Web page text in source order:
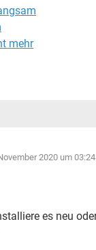
mehr
2020 um 03:24
es neu